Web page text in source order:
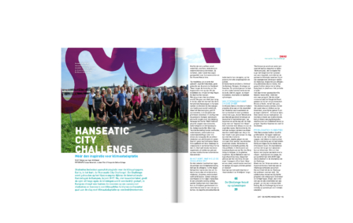
Hoofdredactie Zon’ Regio Zwolle